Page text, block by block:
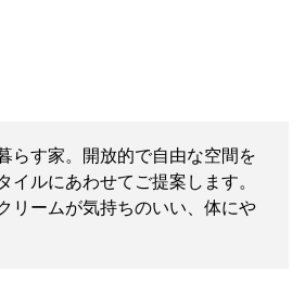
らす家。開放的で自由な空間を
イルにあわせてご提案します。
リームが気持ちのいい、体にや